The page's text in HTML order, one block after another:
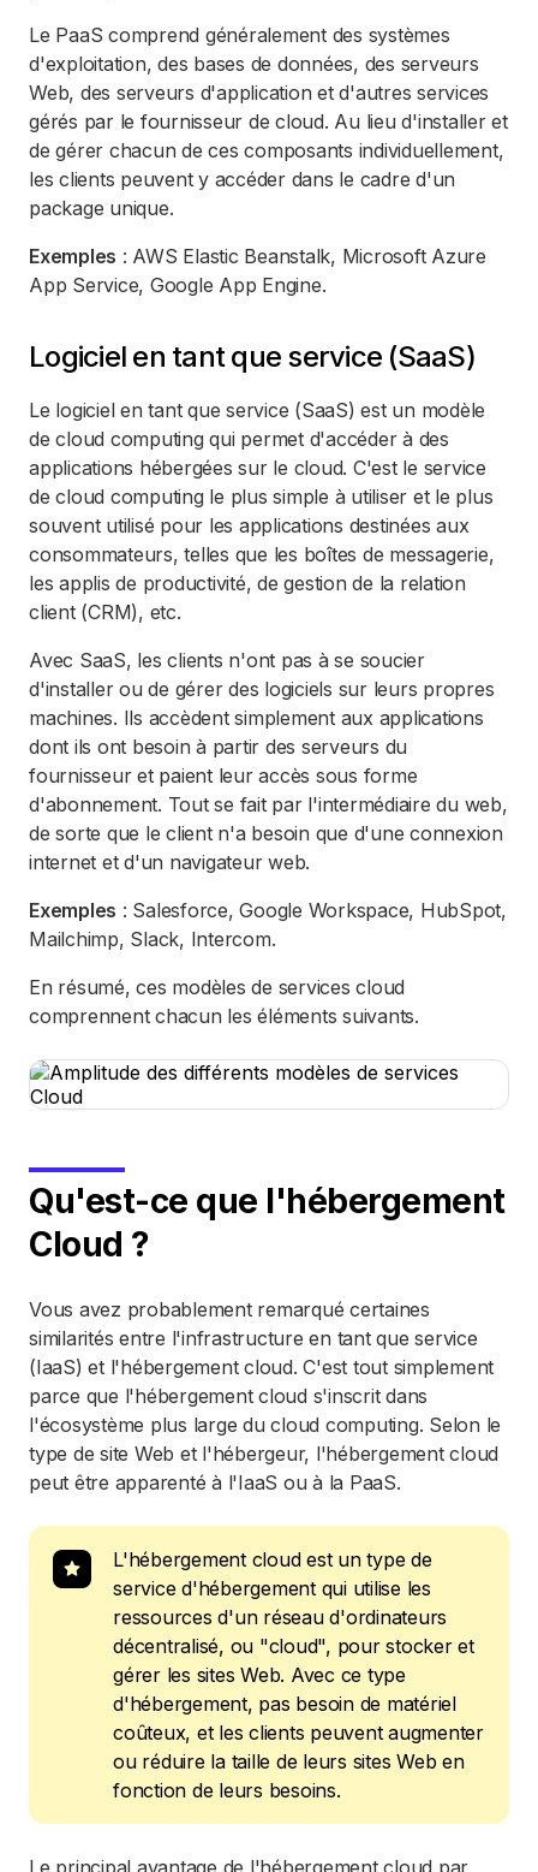
Le PaaS comprend généralement des systèmes
d'exploitation, des bases de données, des serveurs
Web, des serveurs d'application et d'autres services
gérés par le fournisseur de cloud. Au lieu d'installer et
de gérer chacun de ces composants individuellement,
les clients peuvent y accéder dans le cadre d'un
package unique.
Exemples : AWS Elastic Beanstalk, Microsoft Azure
App Service, Google App Engine.
Logiciel en tant que service (SaaS)
Le logiciel en tant que service (SaaS) est un modèle
de cloud computing qui permet d'accéder à des
applications hébergées sur le cloud. C'est le service
de cloud computing le plus simple à utiliser et le plus
souvent utilisé pour les applications destinées aux
consommateurs, telles que les boîtes de messagerie,
les applis de productivité, de gestion de la relation
client (CRM), etc.
Avec SaaS, les clients n'ont pas à se soucier
d'installer ou de gérer des logiciels sur leurs propres
machines. Ils accèdent simplement aux applications
dont ils ont besoin à partir des serveurs du
fournisseur et paient leur accès sous forme
d'abonnement. Tout se fait par l'intermédiaire du web,
de sorte que le client n'a besoin que d'une connexion
internet et d'un navigateur web.
Exemples : Salesforce, Google Workspace, HubSpot,
Mailchimp, Slack, Intercom.
En résumé, ces modèles de services cloud
comprennent chacun les éléments suivants.
Qu'est-ce que l'hébergement
Cloud ?
Vous avez probablement remarqué certaines
similarités entre l'infrastructure en tant que service
(IaaS) et l'hébergement cloud. C'est tout simplement
parce que l'hébergement cloud s'inscrit dans
l'écosystème plus large du cloud computing. Selon le
type de site Web et l'hébergeur, l'hébergement cloud
peut être apparenté à l'IaaS ou à la PaaS.
L'hébergement cloud est un type de
service d'hébergement qui utilise les
ressources d'un réseau d'ordinateurs
décentralisé, ou "cloud", pour stocker et
gérer les sites Web. Avec ce type
d'hébergement, pas besoin de matériel
coûteux, et les clients peuvent augmenter
ou réduire la taille de leurs sites Web en
fonction de leurs besoins.
Le principal avantage de l'hébergement cloud par